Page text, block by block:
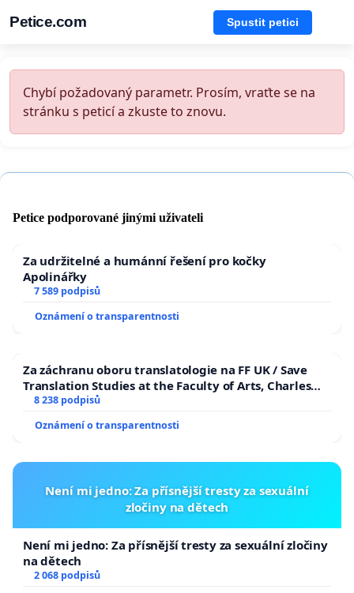
Petice.com Spustit petici
Chybí požadovaný parametr. Prosím, vraťte se na
stránku s peticí a zkuste to znovu.
Petice podporované jinými uživateli
Za udržitelné a humánní řešení pro kočky
Apolinářky
7 589 podpisů
Oznámení o transparentnosti
Za záchranu oboru translatologie na FF UK / Save
Translation Studies at the Faculty of Arts, Charles
University
8 238 podpisů
Oznámení o transparentnosti
Není mi jedno: Za přísnější tresty za sexuální
zločiny na dětech
Není mi jedno: Za přísnější tresty za sexuální zločiny
na dětech
2 068 podpisů